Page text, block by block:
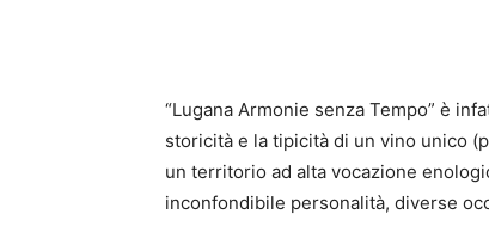
“Lugana Armonie senza Tempo” è
storicità e la tipicità di un vino unico
un territorio ad alta vocazione
inconfondibile personalità, diverse